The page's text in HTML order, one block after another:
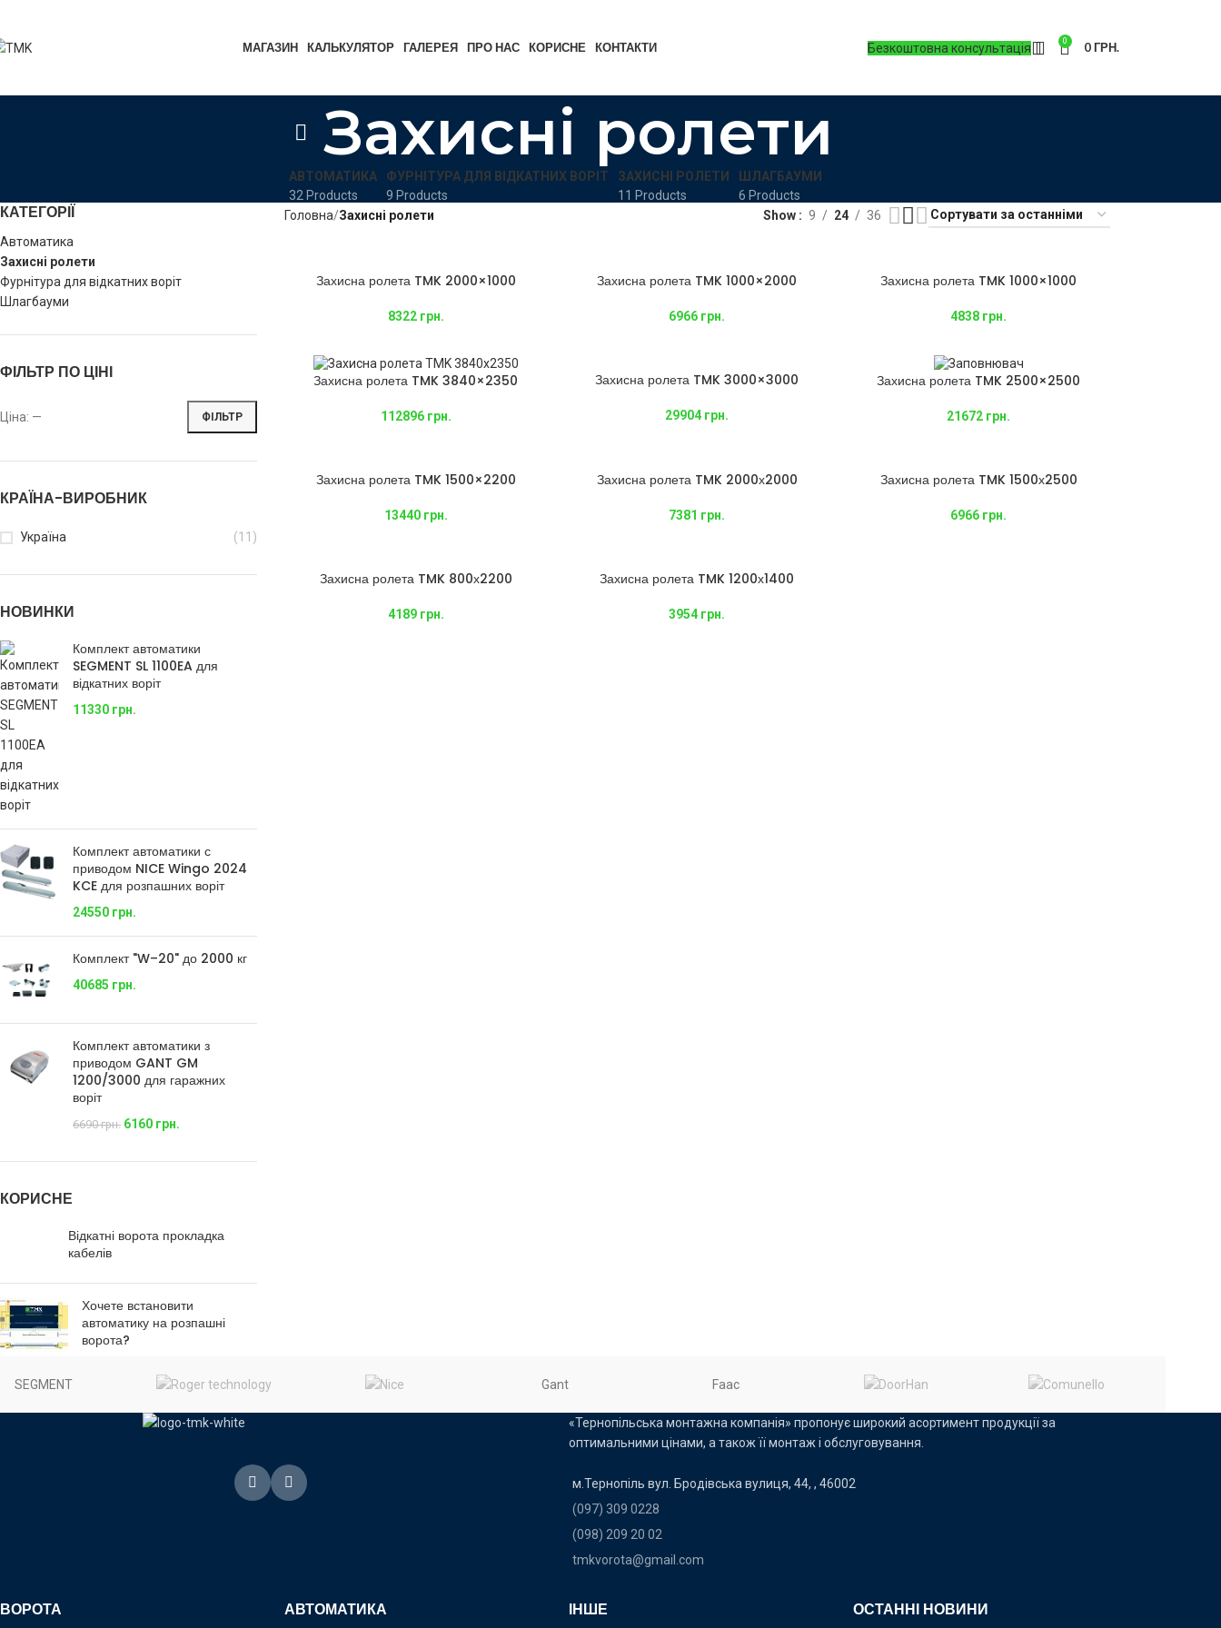
МАГАЗИН КАЛЬКУЛЯТОР ГАЛЕРЕЯ ПРО НАС КОРИСНЕ КОНТАКТИ Безкоштовна консультація 0 0ГРН.
Захисні ролети
АВТОМАТИКА
32 Products
ФУРНІТУРА ДЛЯ ВІДКАТНИХ ВОРІТ
9 Products
ЗАХИСНІ РОЛЕТИ
11 Products
ШЛАГБАУМИ
6 Products
КАТЕГОРІЇ
Автоматика
Захисні ролети
Фурнітура для відкатних воріт
Шлагбауми
ФІЛЬТР ПО ЦІНІ
ФІЛЬТР
Ціна: —
КРАЇНА-ВИРОБНИК
Україна (11)
НОВИНКИ
Комплект автоматики
SEGMENT SL 1100EA для
відкатних воріт
11330 грн.
Комплект автоматики с
приводом NICE Wingo 2024
KCE для розпашних воріт
24550 грн.
Комплект "W–20" до 2000 кг
40685 грн.
Комплект автоматики з
приводом GANT GM
1200/3000 для гаражних
воріт
6690грн. 6160 грн.
КОРИСНЕ
Відкатні ворота прокладка
кабелів
Хочете встановити
автоматику на розпашні
ворота?
Головна Захисні ролети Show 9 24 36
Захисна ролета TMK 2000×1000
8322грн.
Захисна ролета TMK 1000×2000
6966 грн.
Захисна ролета TMK 1000×1000
4838 грн.
Захисна ролета TMK 3840×2350
112896грн.
Захисна ролета TMK 3000×3000
29904 грн.
Захисна ролета TMK 2500×2500
21672 грн.
Захисна ролета TMK 1500×2200
13440грн.
Захисна ролета TMK 2000х2000
7381 грн.
Захисна ролета TMK 1500х2500
6966 грн.
Захисна ролета TMK 800х2200
4189грн.
Захисна ролета TMK 1200х1400
3954 грн.
SEGMENT Gant Faac
«Тернопільська монтажна компанія» пропонує широкий асортимент продукції за
оптимальними цінами, а також її монтаж і обслуговування.
м.Тернопіль вул. Бродівська вулиця, 44, , 46002
(097) 309 0228
(098) 209 20 02
tmkvorota@gmail.com
ВОРОТА АВТОМАТИКА ІНШЕ ОСТАННІ НОВИНИ